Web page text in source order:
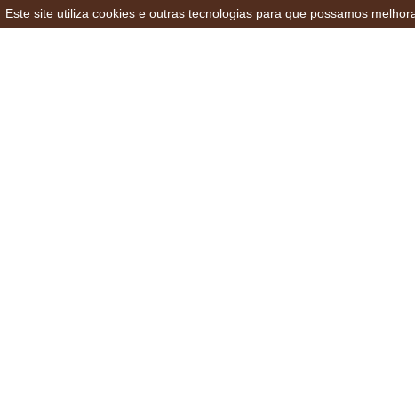
Este site utiliza cookies e outras tecnologias para que possamos